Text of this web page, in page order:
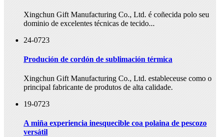
Xingchun Gift Manufacturing Co., Ltd. é coñecida polo seu
dominio de excelentes técnicas de tecido...
24-0723
Produción de cordón de sublimación térmica
Xingchun Gift Manufacturing Co., Ltd. estableceuse como o
principal fabricante de produtos de alta calidade.
19-0723
A miña experiencia inesquecible coa polaina de pescozo
versátil